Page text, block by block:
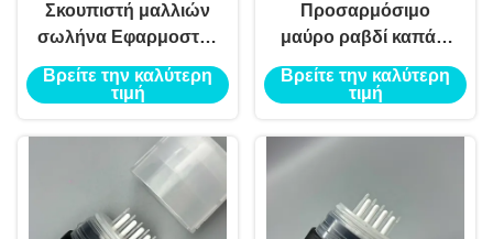
Σκουπιστή μαλλιών
σωλήνα Εφαρμοστής
κεφαλής υγρή χτένα
για τα μαλλιά σωλήνα
βαφή μαλλιών 4
στρώσεις σωλήνα με
χτένα Εφαρμοστή
κεφαλής
Βρείτε την καλύτερη
τιμή
Προσαρμόσιμο
μαύρο ραβδί καπάκι
για μαλλιά μαγική
ρίζα καπάκι
οικολογικά φιλικό
χρώμα μαλλιά ραβδί
Βρείτε την καλύτερη
τιμή